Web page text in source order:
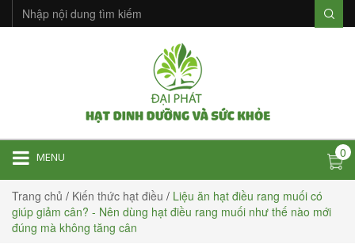
MENU 0
Trang chủ / Kiến thức hạt điều / Liệu ăn hạt điều rang muối có
giúp giảm cân? - Nên dùng hạt điều rang muối như thế nào mới
đúng mà không tăng cân